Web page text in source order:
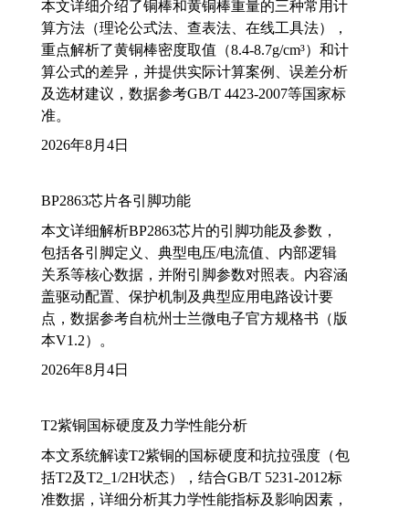
本文详细介绍了铜棒和黄铜棒重量的三种常用计
算方法（理论公式法、查表法、在线工具法），
重点解析了黄铜棒密度取值（8.4-8.7g/cm³）和计
算公式的差异，并提供实际计算案例、误差分析
及选材建议，数据参考GB/T 4423-2007等国家标
准。
2026年8月4日
BP2863芯片各引脚功能
本文详细解析BP2863芯片的引脚功能及参数，
包括各引脚定义、典型电压/电流值、内部逻辑
关系等核心数据，并附引脚参数对照表。内容涵
盖驱动配置、保护机制及典型应用电路设计要
点，数据参考自杭州士兰微电子官方规格书（版
本V1.2）。
2026年8月4日
T2紫铜国标硬度及力学性能分析
本文系统解读T2紫铜的国标硬度和抗拉强度（包
括T2及T2_1/2H状态），结合GB/T 5231-2012标
准数据，详细分析其力学性能指标及影响因素，